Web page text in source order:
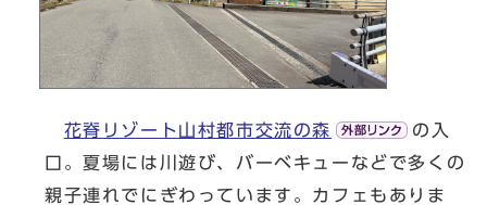
花脊リゾート山村都市交流の森
の入
口。夏場には川遊び、バーベキューなどで多くの
親子連れでにぎわっています。カフェもありま